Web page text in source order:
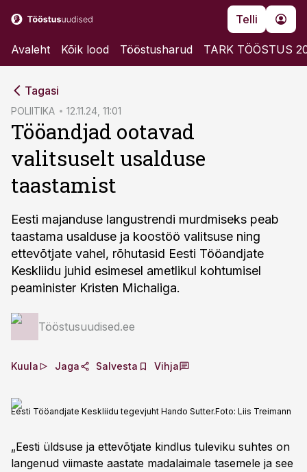
Telli
Avaleht Kõik lood Tööstusharud TARK TÖÖSTUS
Tagasi
POLIITIKA 12.11.24, 11:01
Tööandjad ootavad
valitsuselt usalduse
taastamist
Eesti majanduse langustrendi murdmiseks peab
taastama usalduse ja koostöö valitsuse ning
ettevõtjate vahel, rõhutasid Eesti Tööandjate
Keskliidu juhid esimesel ametlikul kohtumisel
peaminister Kristen Michaliga.
Tööstusuudised.ee
Kuula Jaga Salvesta Vihja
Eesti Tööandjate Keskliidu tegevjuht Hando Sutter.Foto: Liis Treimann
„Eesti üldsuse ja ettevõtjate kindlus tuleviku suhtes on
langenud viimaste aastate madalaimale tasemele ja see